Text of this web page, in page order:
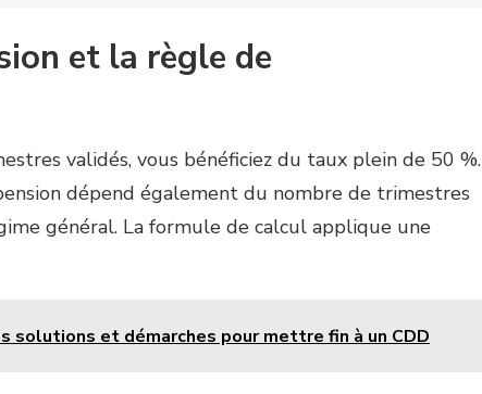
et la règle de
validés, vous bénéficiez du taux plein de 50 %.
dépend également du nombre de trimestres
général. La formule de calcul applique une
solutions et démarches pour mettre fin à un CDD